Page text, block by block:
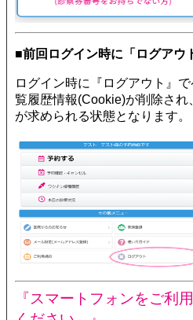
■前回ログイン時に「ログアウ
ログイン時に『ログアウト』
覧履歴情報(Cookie)が削除され
が求められる状態となります。
『スマートフォンをご利